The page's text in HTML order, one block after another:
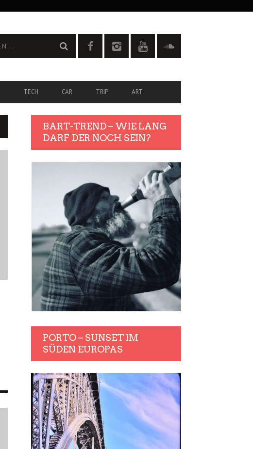
TECH CAR TRIP ART
BART-TREND – WIE LANG
DARF DER NOCH SEIN?
PORTO – SUNSET IM
SÜDEN EUROPAS